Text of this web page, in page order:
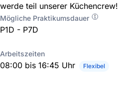
werde teil unserer Küchencrew!
Mögliche Praktikumsdauer
P1D - P7D
Arbeitszeiten
08:00 bis 16:45 Uhr Flexibel